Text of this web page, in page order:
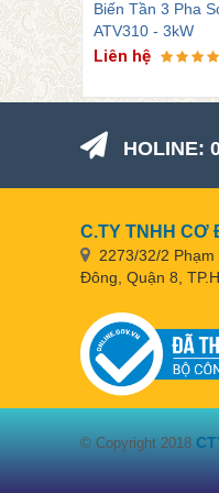
5Sao
Biến Tần 3 Pha
ATV310 - 4kW
Liên hệ
HOLINE:
C.TY TNHH CƠ
2273/32/2
Đông, Quận 8,
© Copyright 2018